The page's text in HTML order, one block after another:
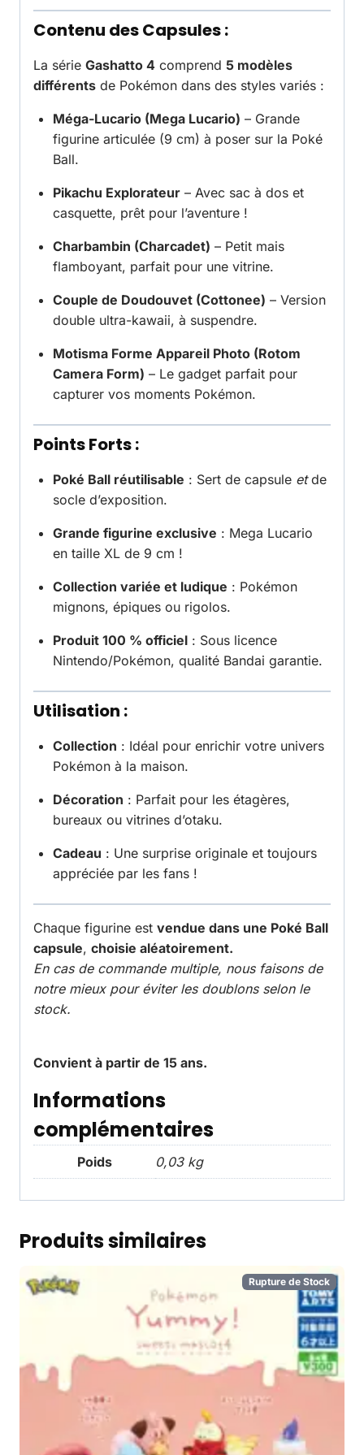
Contenu des Capsules :
La série Gashatto 4 comprend 5 modèles
différents de Pokémon dans des styles variés :
Méga-Lucario (Mega Lucario) – Grande
figurine articulée (9 cm) à poser sur la Poké
Ball.
Pikachu Explorateur – Avec sac à dos et
casquette, prêt pour l’aventure !
Charbambin (Charcadet) – Petit mais
flamboyant, parfait pour une vitrine.
Couple de Doudouvet (Cottonee) – Version
double ultra-kawaii, à suspendre.
Motisma Forme Appareil Photo (Rotom
Camera Form) – Le gadget parfait pour
capturer vos moments Pokémon.
Points Forts :
Poké Ball réutilisable : Sert de capsule etde
socle d’exposition.
Grande figurine exclusive : Mega Lucario
en taille XL de 9 cm !
Collection variée et ludique : Pokémon
mignons, épiques ou rigolos.
Produit 100 % officiel : Sous licence
Nintendo/Pokémon, qualité Bandai garantie.
Utilisation :
Collection : Idéal pour enrichir votre univers
Pokémon à la maison.
Décoration : Parfait pour les étagères,
bureaux ou vitrines d’otaku.
Cadeau : Une surprise originale et toujours
appréciée par les fans !
Chaque figurine est vendue dans une Poké Ball
capsule, choisie aléatoirement.
En cas de commande multiple, nous faisons de
notre mieux pour éviter les doublons selon le
stock.
Convient à partir de 15 ans.
Informations
complémentaires
Poids 0,03 kg
Produits similaires
Rupture de Stock